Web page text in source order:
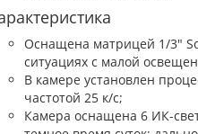
Оснащена матрицей 1/3"
ситуациях с малой
В камере установлен
частотой 25 к/с;
Камера оснащена 6 ИК-